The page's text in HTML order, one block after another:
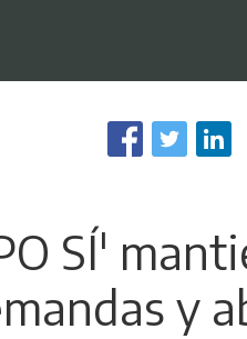
al
contenido
SÍ'
y